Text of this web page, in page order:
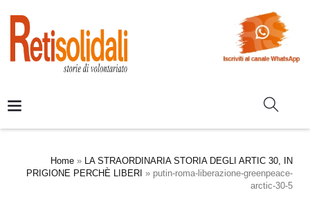
Home » LA STRAORDINARIA STORIA DEGLI ARTIC 30, IN
PRIGIONE PERCHÈ LIBERI » putin-roma-liberazione-greenpeace-
arctic-30-5